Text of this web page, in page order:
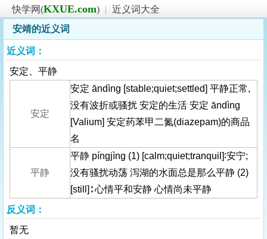
快学网(KXUE.com) | 近义词大全
安靖的近义词
近义词：
安定、平静
安定
安定 āndìng [stable;quiet;settled] 平静正常,
没有波折或骚扰 安定的生活 安定 āndìng
[Valium] 安定药苯甲二氮(diazepam)的商品
名
平静
平静 píngjìng (1) [calm;quiet;tranquil]∶安宁;
没有骚扰动荡 泻湖的水面总是那么平静 (2)
[still]∶ 心情平和安静 心情尚未平静
反义词：
暂无